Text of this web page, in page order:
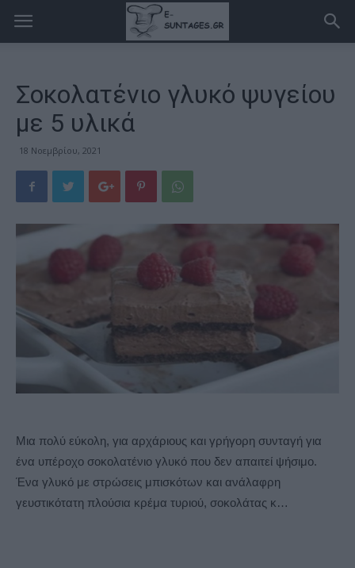
Σοκολατένιο γλυκό ψυγείου
με 5 υλικά
18 Νοεμβρίου, 2021
Μια πολύ εύκολη, για αρχάριους και γρήγορη συνταγή για
ένα υπέροχο σοκολατένιο γλυκό που δεν απαιτεί ψήσιμο.
Ένα γλυκό με στρώσεις μπισκότων και ανάλαφρη
γευστικότατη πλούσια κρέμα τυριού, σοκολάτας κ…